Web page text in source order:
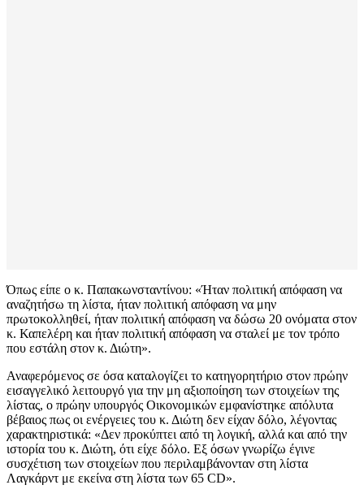
Όπως είπε ο κ. Παπακωνσταντίνου: «Ήταν πολιτική απόφαση να
αναζητήσω τη λίστα, ήταν πολιτική απόφαση να μην
πρωτοκολληθεί, ήταν πολιτική απόφαση να δώσω 20 ονόματα στον
κ. Καπελέρη και ήταν πολιτική απόφαση να σταλεί με τον τρόπο
που εστάλη στον κ. Διώτη».
Αναφερόμενος σε όσα καταλογίζει το κατηγορητήριο στον πρώην
εισαγγελικό λειτουργό για την μη αξιοποίηση των στοιχείων της
λίστας, ο πρώην υπουργός Οικονομικών εμφανίστηκε απόλυτα
βέβαιος πως οι ενέργειες του κ. Διώτη δεν είχαν δόλο, λέγοντας
χαρακτηριστικά: «Δεν προκύπτει από τη λογική, αλλά και από την
ιστορία του κ. Διώτη, ότι είχε δόλο. Εξ όσων γνωρίζω έγινε
συσχέτιση των στοιχείων που περιλαμβάνονταν στη λίστα
Λαγκάρντ με εκείνα στη λίστα των 65 CD».